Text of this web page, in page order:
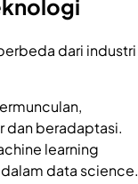
dari industri
dan beradaptasi.
learning
data science.